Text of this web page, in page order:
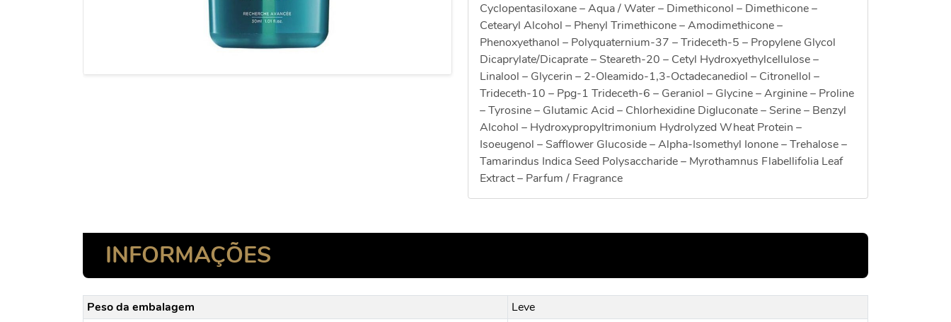
Cyclopentasiloxane – Aqua / Water – Dimethiconol – Dimethicone –
Cetearyl Alcohol – Phenyl Trimethicone – Amodimethicone –
Phenoxyethanol – Polyquaternium-37 – Trideceth-5 – Propylene Glycol
Dicaprylate/Dicaprate – Steareth-20 – Cetyl Hydroxyethylcellulose –
Linalool – Glycerin – 2-Oleamido-1,3-Octadecanediol – Citronellol –
Trideceth-10 – Ppg-1 Trideceth-6 – Geraniol – Glycine – Arginine – Proline
– Tyrosine – Glutamic Acid – Chlorhexidine Digluconate – Serine – Benzyl
Alcohol – Hydroxypropyltrimonium Hydrolyzed Wheat Protein –
Isoeugenol – Safflower Glucoside – Alpha-Isomethyl Ionone – Trehalose –
Tamarindus Indica Seed Polysaccharide – Myrothamnus Flabellifolia Leaf
Extract – Parfum / Fragrance
INFORMAÇÕES
Peso da embalagem
Leve